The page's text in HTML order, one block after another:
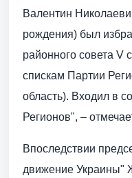
Валентин
рождения) был
районного совета V
спискам Партии
область). Входил в
Регионов", –
Впоследствии
движение Украины"